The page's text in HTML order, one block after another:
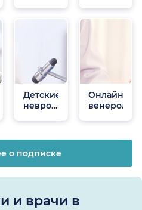
Детские
неврологи
Онлайн
венерологи
о подписке
и врачи в